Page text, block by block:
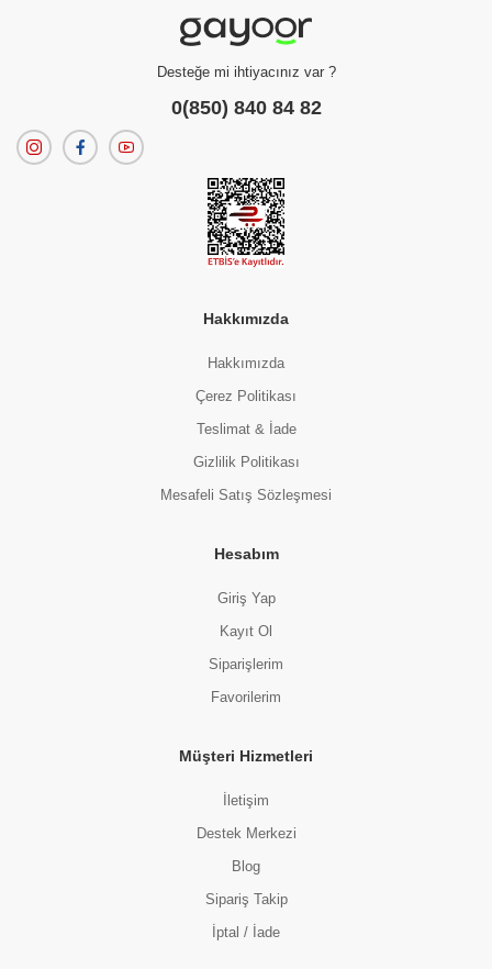
Desteğe mi ihtiyacınız var ?
0(850) 840 84 82
Hakkımızda
Hakkımızda
Çerez Politikası
Teslimat & İade
Gizlilik Politikası
Mesafeli Satış Sözleşmesi
Hesabım
Giriş Yap
Kayıt Ol
Siparişlerim
Favorilerim
Müşteri Hizmetleri
İletişim
Destek Merkezi
Blog
Sipariş Takip
İptal / İade